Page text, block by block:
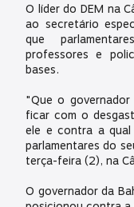
O líder do DEM na
ao secretário
que
professores e
bases.
"Que o
ficar com o
ele e contra a
parlamentares do
terça-feira (2), na
O governador da